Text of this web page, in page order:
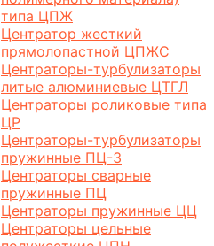
типа ЦПЖ
Центратор жесткий
прямолопастной ЦПЖС
Центраторы-турбулизаторы
литые алюминиевые ЦТГЛ
Центраторы роликовые типа
ЦР
Центраторы-турбулизаторы
пружинные ПЦ-3
Центраторы сварные
пружинные ПЦ
Центраторы пружинные ЦЦ
Центраторы цельные